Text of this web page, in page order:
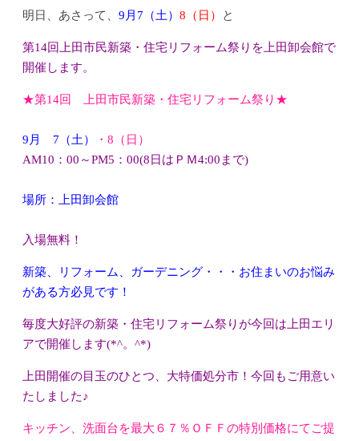
明日、あさって、 9月7（土） 8（日） と
第14回上田市民新築・住宅リフォーム祭りを上田卸会館で
開催します。
★第14回 上田市民新築・住宅リフォーム祭り★
9月 7（土） ・8（ 日 ）
AM10：00～PM5：00(8日はＰＭ4:00まで)
場所：上田卸会館
入場無料！
新築、 リフォーム、 ガーデニング ・・・お住まいのお悩み
がある方必見です！
毎度大好評の新築・住宅リフォーム祭り が今回は上田エリ
アで開催 します(*^。^*)
上田開催の目玉のひとつ、 大特価処分市！ 今回もご用意い
たしました♪
キッチン、洗面台を最大６７％ＯＦＦの特別価格にてご提